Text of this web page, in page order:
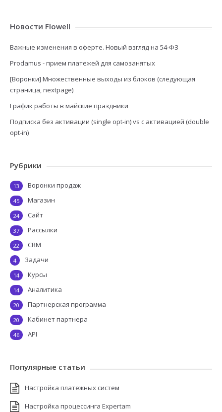
Новости Flowell
Важные изменения в оферте. Новый взгляд на 54-ФЗ
Prodamus - прием платежей для самозанятых
[Воронки] Множественные выходы из блоков (следующая
страница, nextpage)
График работы в майские праздники
Подписка без активации (single opt-in) vs с активацией (double
opt-in)
Рубрики
Воронки продаж
13
Магазин
45
Сайт
24
Рассылки
37
CRM
22
Задачи
4
Курсы
14
Аналитика
14
Партнерская программа
20
Кабинет партнера
20
API
46
Популярные статьи
Настройка платежных систем
Настройка процессинга Expertam